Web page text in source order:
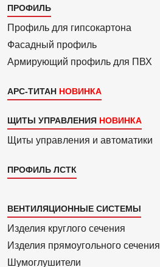
Каталог
3
ПРОФИЛЬ
Профиль для гипсо­картона
Фасадный профиль
Армиру­ю­щий профиль для ПВХ
АРС-ТИТАН
ЩИТЫ УПРАВЛЕНИЯ
Щиты управления и автоматики
ПРОФИЛЬ ЛСТК
Каталог
4
ВЕНТИЛЯЦИОННЫЕ СИСТЕМЫ
Изделия круглого сечения
Изделия прямоуголь­ного сечения
Шумоглушители